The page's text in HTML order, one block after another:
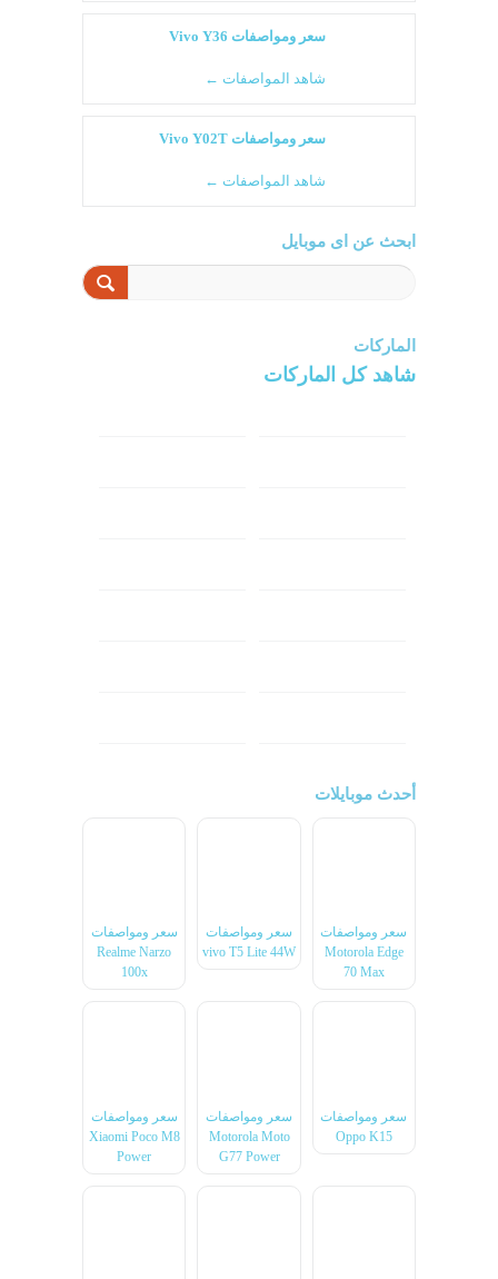
سعر ومواصفات Vivo Y36
شاهد المواصفات ←
سعر ومواصفات Vivo Y02T
شاهد المواصفات ←
ابحث عن اى موبايل
الماركات
شاهد كل الماركات
أحدث موبايلات
سعر ومواصفات
Motorola Edge
70 Max
سعر ومواصفات
vivo T5 Lite 44W
سعر ومواصفات
Realme Narzo
100x
سعر ومواصفات
Oppo K15
سعر ومواصفات
Motorola Moto
G77 Power
سعر ومواصفات
Xiaomi Poco M8
Power